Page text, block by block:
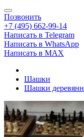
Позвонить
+7 (495) 662-99-14
Написать в Telegram
Написать в WhatsApp
Написать в MAX
Шашки
Шашки